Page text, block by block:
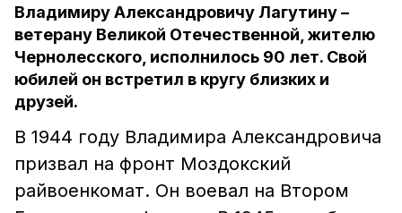
Владимиру Александровичу Лагутину –
ветерану Великой Отечественной, жителю
Чернолесского, исполнилось 90 лет. Свой
юбилей он встретил в кругу близких и
друзей.
В 1944 году Владимира Александровича
призвал на фронт Моздокский
райвоенкомат. Он воевал на Втором